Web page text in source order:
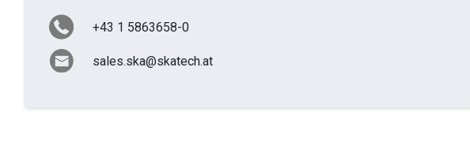
+43 1 5863658-0
sales.ska@skatech.at